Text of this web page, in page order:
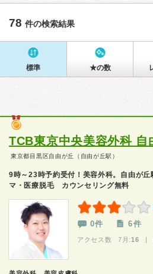
78 件の検索結果
標準 ★の数
TCB東京中央美容外科 自
東京都目黒区自由が丘（自由が丘駅）
9時～23時予約受付！美容外科。自由が
マ・医療脱毛 カウンセリング無料
0件 6件
アクセス数 7月: 16 |